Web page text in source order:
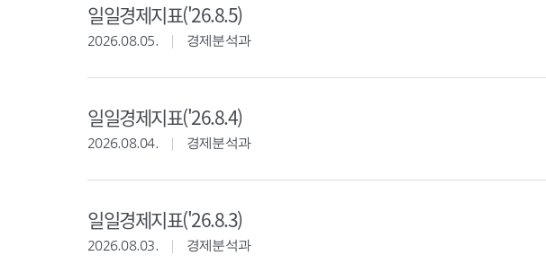
일일경제지표('26.8.5)
2026.08.05. 경제분석과
일일경제지표('26.8.4)
2026.08.04. 경제분석과
일일경제지표('26.8.3)
2026.08.03. 경제분석과